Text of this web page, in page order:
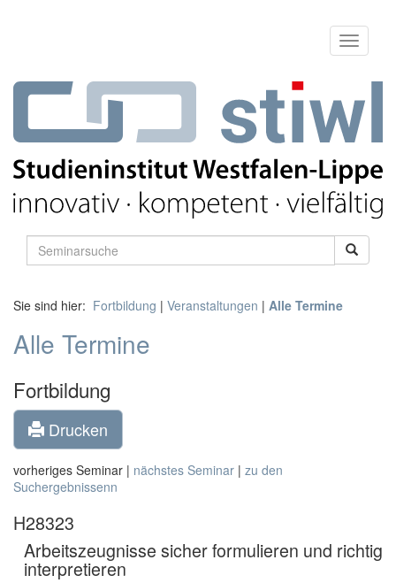
Sie sind hier: Fortbildung | Veranstaltungen | Alle Termine
Alle Termine
Fortbildung
Drucken
vorheriges Seminar | nächstes Seminar | zu den
Suchergebnissenn
H28323
Arbeitszeugnisse sicher formulieren und richtig
interpretieren